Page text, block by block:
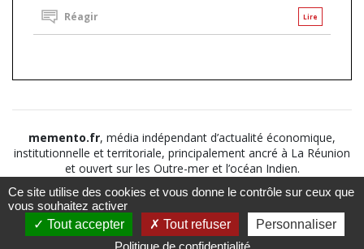
Lire
Réagir
memento.fr, média indépendant d’actualité économique,
institutionnelle et territoriale, principalement ancré à La Réunion
et ouvert sur les Outre-mer et l’océan Indien.
©2026
Mémento
Suivez nous sur Notice légale
Politique de
confidentialité-CGV-CGU
Ce site utilise des cookies et vous donne le contrôle sur ceux que
vous souhaitez activer
Tout accepter
Tout refuser
Personnaliser
Politique de confidentialité